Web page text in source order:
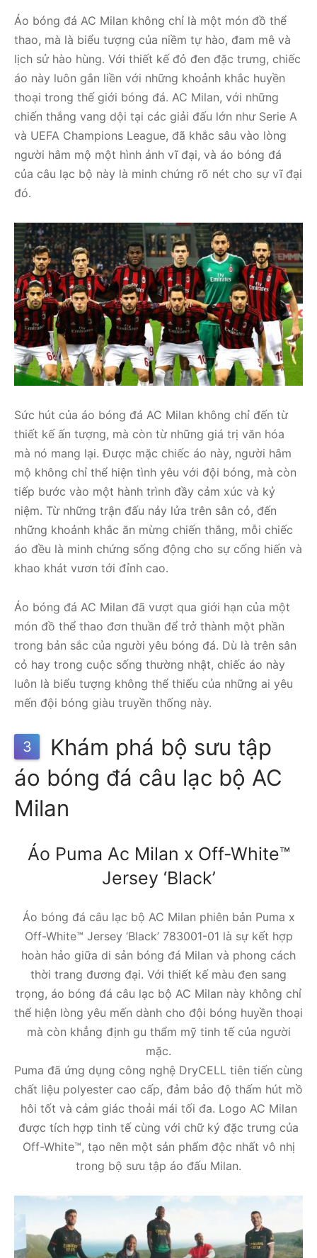
Áo bóng đá AC Milan không chỉ là một món đồ thể
thao, mà là biểu tượng của niềm tự hào, đam mê và
lịch sử hào hùng. Với thiết kế đỏ đen đặc trưng, chiếc
áo này luôn gắn liền với những khoảnh khắc huyền
thoại trong thế giới bóng đá. AC Milan, với những
chiến thắng vang dội tại các giải đấu lớn như Serie A
và UEFA Champions League, đã khắc sâu vào lòng
người hâm mộ một hình ảnh vĩ đại, và áo bóng đá
của câu lạc bộ này là minh chứng rõ nét cho sự vĩ đại
đó.
Sức hút của áo bóng đá AC Milan không chỉ đến từ
thiết kế ấn tượng, mà còn từ những giá trị văn hóa
mà nó mang lại. Được mặc chiếc áo này, người hâm
mộ không chỉ thể hiện tình yêu với đội bóng, mà còn
tiếp bước vào một hành trình đầy cảm xúc và kỷ
niệm. Từ những trận đấu nảy lửa trên sân cỏ, đến
những khoảnh khắc ăn mừng chiến thắng, mỗi chiếc
áo đều là minh chứng sống động cho sự cống hiến và
khao khát vươn tới đỉnh cao.
Áo bóng đá AC Milan đã vượt qua giới hạn của một
món đồ thể thao đơn thuần để trở thành một phần
trong bản sắc của người yêu bóng đá. Dù là trên sân
cỏ hay trong cuộc sống thường nhật, chiếc áo này
luôn là biểu tượng không thể thiếu của những ai yêu
mến đội bóng giàu truyền thống này.
3
Khám phá bộ sưu tập
áo bóng đá câu lạc bộ AC
Milan
Áo Puma Ac Milan x Off-White™
Jersey ‘Black’
Áo bóng đá câu lạc bộ AC Milan phiên bản Puma x
Off-White™ Jersey ‘Black’ 783001-01 là sự kết hợp
hoàn hảo giữa di sản bóng đá Milan và phong cách
thời trang đương đại. Với thiết kế màu đen sang
trọng, áo bóng đá câu lạc bộ AC Milan này không chỉ
thể hiện lòng yêu mến dành cho đội bóng huyền thoại
mà còn khẳng định gu thẩm mỹ tinh tế của người
mặc.
Puma đã ứng dụng công nghệ DryCELL tiên tiến cùng
chất liệu polyester cao cấp, đảm bảo độ thấm hút mồ
hôi tốt và cảm giác thoải mái tối đa. Logo AC Milan
được tích hợp tinh tế cùng với chữ ký đặc trưng của
Off-White™, tạo nên một sản phẩm độc nhất vô nhị
trong bộ sưu tập áo đấu Milan.